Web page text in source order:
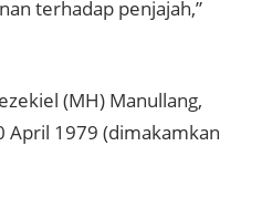
terhadap penjajah,”
(MH) Manullang,
April 1979 (dimakamkan